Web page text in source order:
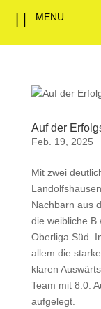
Auf der
Feb. 19, 2025
Mit zwei
Nachbarn aus
die weibliche B
Oberliga Süd.
allem die
klaren
Team mit 8:0.
aufgelegt.
MENU
Back
Jugend
Back
sich vor
Back
Fan-
Back
FWD
Termine
Intern